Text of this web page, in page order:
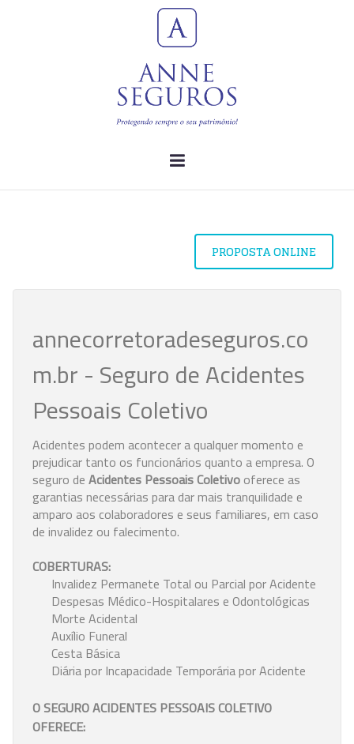
PROPOSTA ONLINE
annecorretoradeseguros.co
m.br - Seguro de Acidentes
Pessoais Coletivo
Acidentes podem acontecer a qualquer momento e
prejudicar tanto os funcionários quanto a empresa. O
seguro deAcidentes Pessoais Coletivooferece as
garantias necessárias para dar mais tranquilidade e
amparo aos colaboradores e seus familiares, em caso
de invalidez ou falecimento.
COBERTURAS:
Invalidez Permanete Total ou Parcial por Acidente
Despesas Médico-Hospitalares e Odontológicas
Morte Acidental
Auxílio Funeral
Cesta Básica
Diária por Incapacidade Temporária por Acidente
O SEGURO ACIDENTES PESSOAIS COLETIVO
OFERECE: